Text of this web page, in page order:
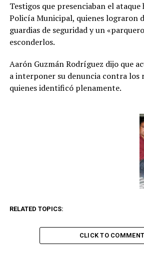
Testigos que presenciaban el ataque
Policía Municipal, quienes lograron
guardias de seguridad y un
esconderlos.
Aarón Guzmán Rodríguez dijo que
a interponer su denuncia contra los
quienes identificó plenamente.
RELATED TOPICS:
CLICK TO COMMENT